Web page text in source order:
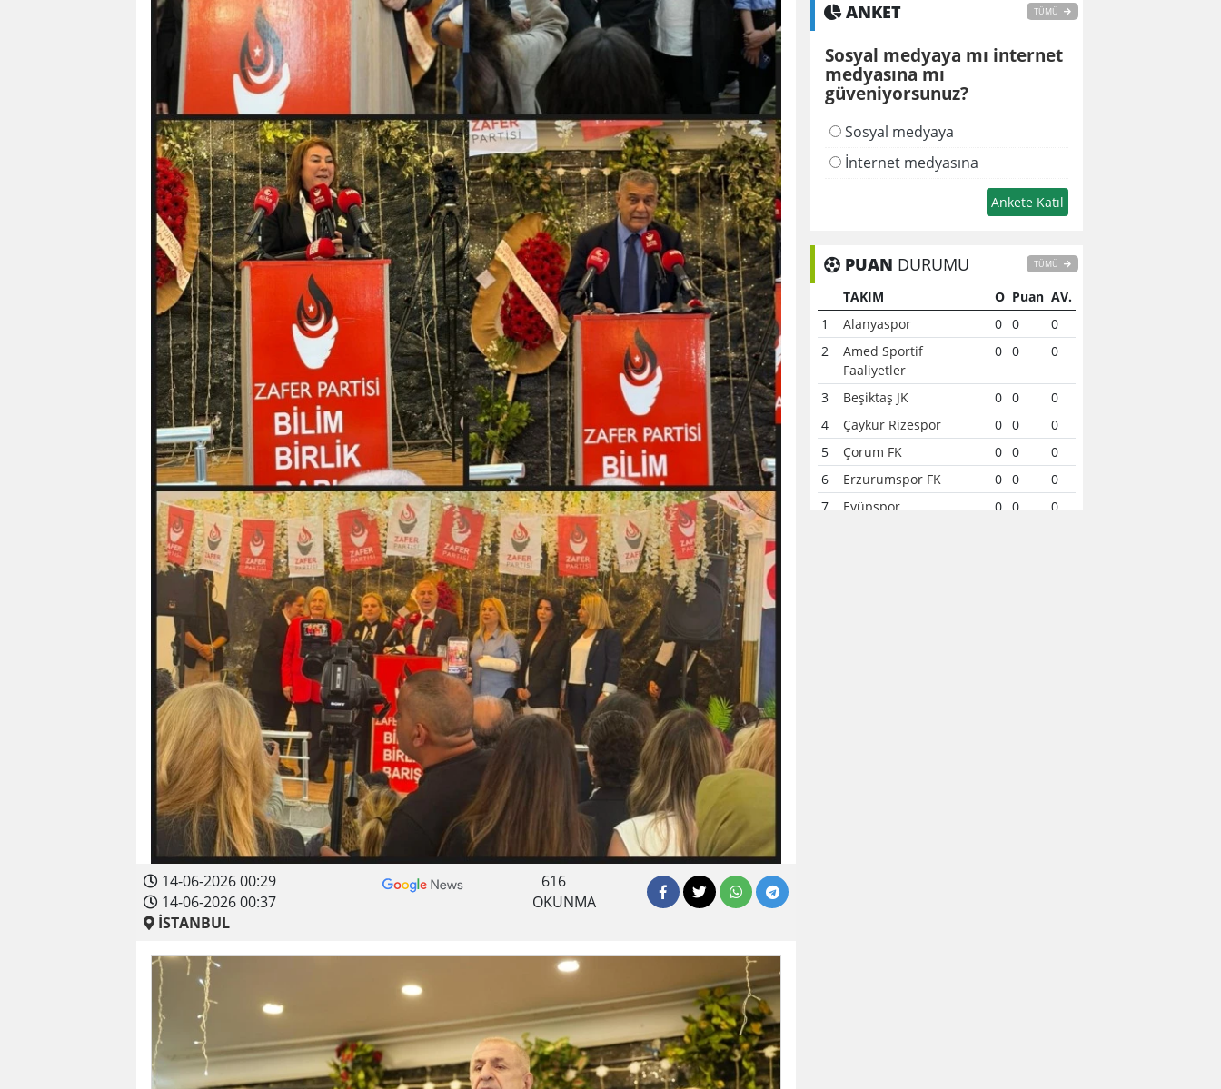
14-06-2026 00:29
14-06-2026 00:37
İSTANBUL
616
OKUNMA
ANKET TÜMÜ
Sosyal medyaya mı internet
medyasına mı
güveniyorsunuz?
Sosyal medyaya
İnternet medyasına
PUAN DURUMU TÜMÜ
TAKIM O Puan AV.
1
Alanyaspor 0 0
0
2
Amed Sportif
Faaliyetler
0 0 0
3 Beşiktaş JK 0 0
0
4
Çaykur Rizespor 0 0
0
5
Çorum FK 0 0
0
6
Erzurumspor FK 0 0
0
7
Eyüpspor 0 0
0